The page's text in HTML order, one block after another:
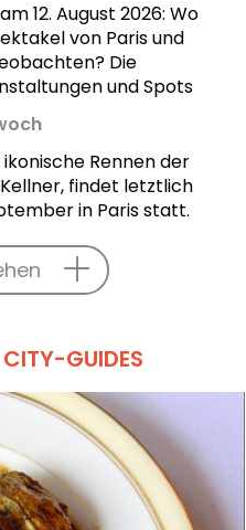
12. August 2026: Wo
von Paris und
Die
und Spots
Rennen der
findet letztlich
in Paris statt.
CITY-GUIDES